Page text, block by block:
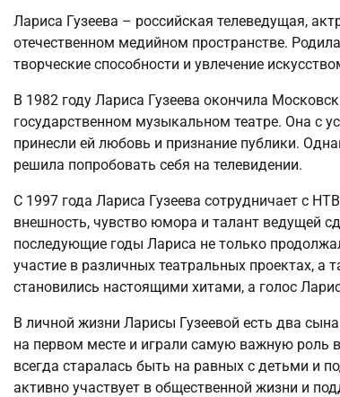
Лариса Гузеева – российская телеведущая,
отечественном медийном пространстве.
творческие способности и увлечение
В 1982 году Лариса Гузеева окончила
государственном музыкальном театре. Она с
принесли ей любовь и признание публики.
решила попробовать себя на телевидении.
С 1997 года Лариса Гузеева сотрудничает с
внешность, чувство юмора и талант ведущей
последующие годы Лариса не только
участие в различных театральных проектах,
становились настоящими хитами, а голос
В личной жизни Ларисы Гузеевой есть два
на первом месте и играли самую важную роль
всегда старалась быть на равных с детьми и
активно участвует в общественной жизни и